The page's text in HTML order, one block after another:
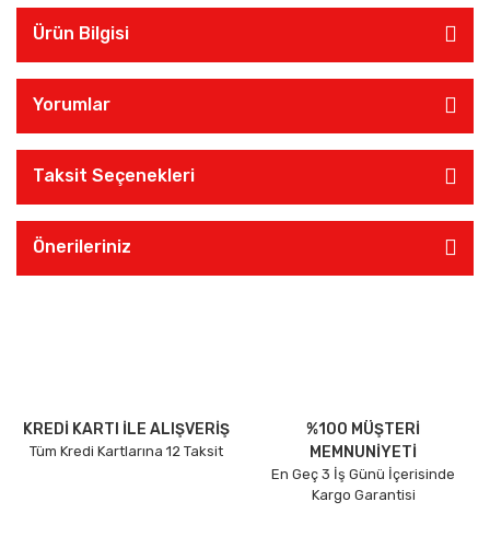
Ürün Bilgisi
Yorumlar
Taksit Seçenekleri
Önerileriniz
KREDİ KARTI İLE ALIŞVERİŞ
Tüm Kredi Kartlarına 12 Taksit
%100 MÜŞTERİ
MEMNUNİYETİ
En Geç 3 İş Günü İçerisinde
Kargo Garantisi